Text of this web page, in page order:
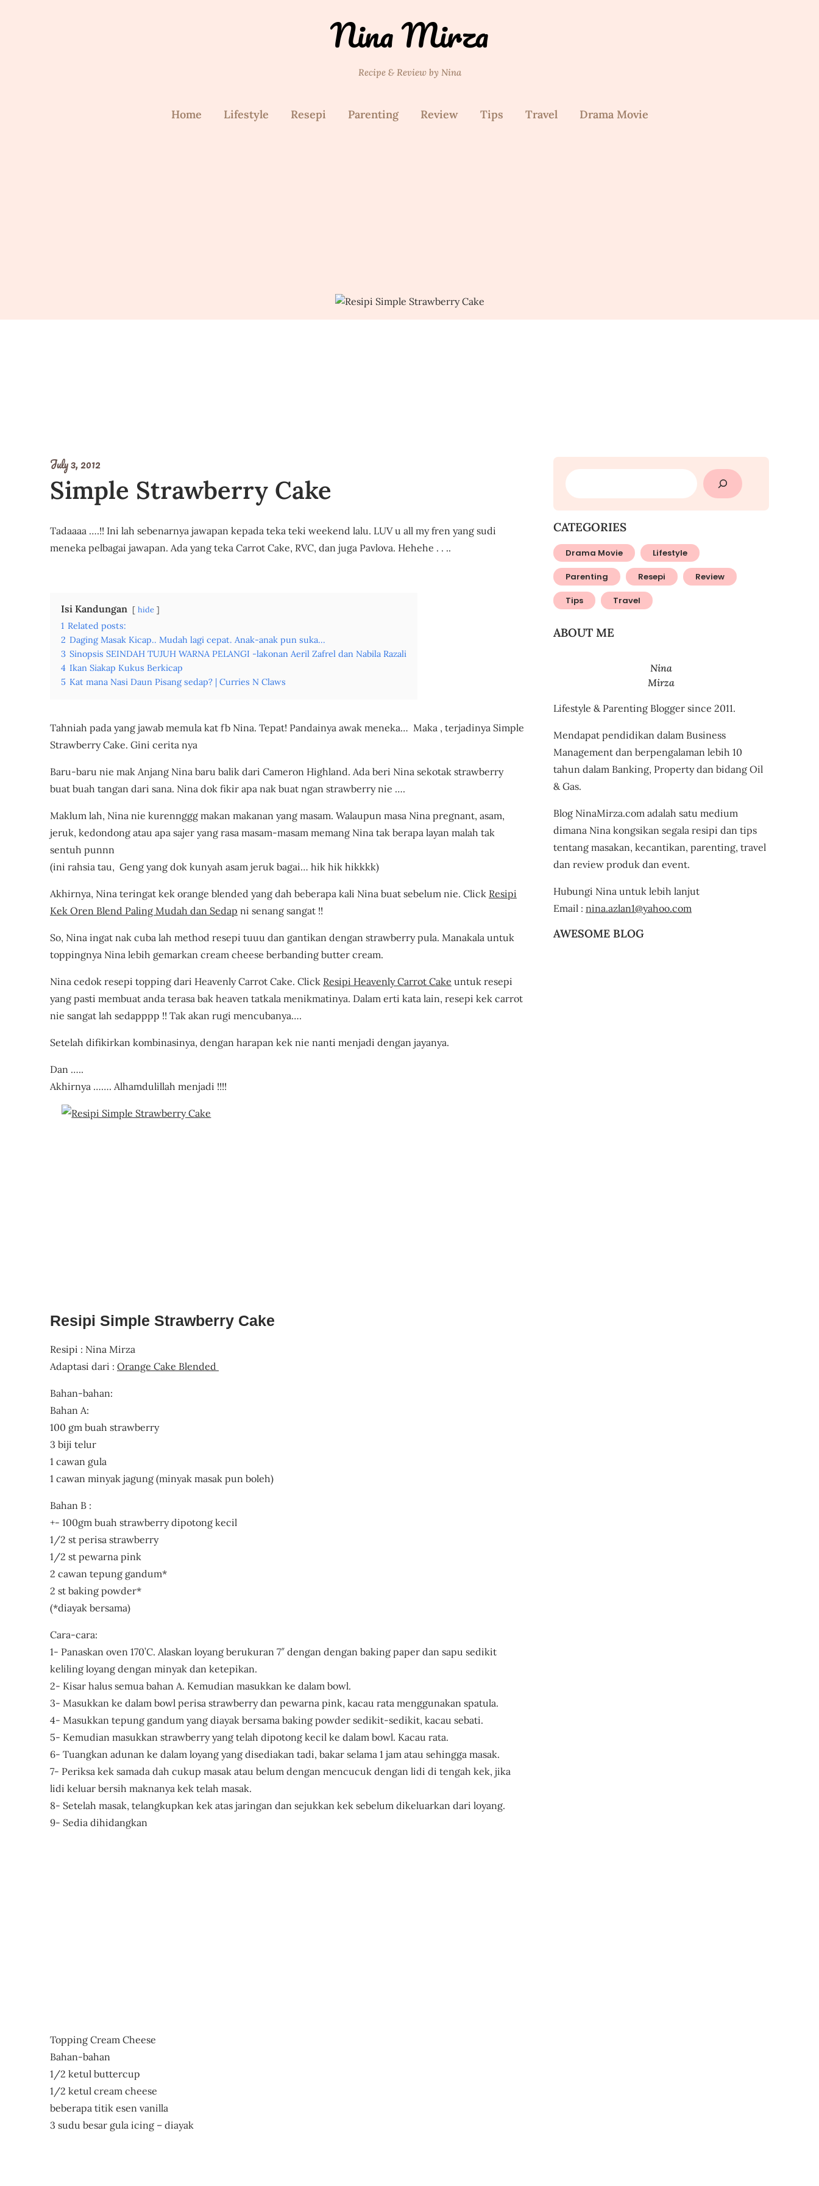
Nina Mirza
Recipe & Review by Nina
Home Lifestyle Resepi Parenting Review Tips Travel Drama Movie
July 3, 2012
Simple Strawberry Cake
Tadaaaa ….!! Ini lah sebenarnya jawapan kepada teka teki weekend lalu. LUV u all my fren yang sudi
meneka pelbagai jawapan. Ada yang teka Carrot Cake, RVC, dan juga Pavlova. Hehehe . . ..
Isi Kandungan hide
1 Related posts:
2 Daging Masak Kicap.. Mudah lagi cepat. Anak-anak pun suka...
3 Sinopsis SEINDAH TUJUH WARNA PELANGI -lakonan Aeril Zafrel dan Nabila Razali
4 Ikan Siakap Kukus Berkicap
5 Kat mana Nasi Daun Pisang sedap? | Curries N Claws
Tahniah pada yang jawab memula kat fb Nina. Tepat! Pandainya awak meneka… Maka , terjadinya Simple
Strawberry Cake. Gini cerita nya
Baru-baru nie mak Anjang Nina baru balik dari Cameron Highland. Ada beri Nina sekotak strawberry
buat buah tangan dari sana. Nina dok fikir apa nak buat ngan strawberry nie ….
Maklum lah, Nina nie kurennggg makan makanan yang masam. Walaupun masa Nina pregnant, asam,
jeruk, kedondong atau apa sajer yang rasa masam-masam memang Nina tak berapa layan malah tak
sentuh punnn
(ini rahsia tau, Geng yang dok kunyah asam jeruk bagai… hik hik hikkkk)
Akhirnya, Nina teringat kek orange blended yang dah beberapa kali Nina buat sebelum nie. Click Resipi
Kek Oren Blend Paling Mudah dan Sedap ni senang sangat !!
So, Nina ingat nak cuba lah method resepi tuuu dan gantikan dengan strawberry pula. Manakala untuk
toppingnya Nina lebih gemarkan cream cheese berbanding butter cream.
Nina cedok resepi topping dari Heavenly Carrot Cake. Click Resipi Heavenly Carrot Cake untuk resepi
yang pasti membuat anda terasa bak heaven tatkala menikmatinya. Dalam erti kata lain, resepi kek carrot
nie sangat lah sedapppp !! Tak akan rugi mencubanya….
Setelah difikirkan kombinasinya, dengan harapan kek nie nanti menjadi dengan jayanya.
Dan …..
Akhirnya ……. Alhamdulillah menjadi !!!!
Resipi Simple Strawberry Cake
Resipi : Nina Mirza
Adaptasi dari : Orange Cake Blended
Bahan-bahan:
Bahan A:
100 gm buah strawberry
3 biji telur
1 cawan gula
1 cawan minyak jagung (minyak masak pun boleh)
Bahan B :
+- 100gm buah strawberry dipotong kecil
1/2 st perisa strawberry
1/2 st pewarna pink
2 cawan tepung gandum*
2 st baking powder*
(*diayak bersama)
Cara-cara:
1- Panaskan oven 170’C. Alaskan loyang berukuran 7″ dengan dengan baking paper dan sapu sedikit
keliling loyang dengan minyak dan ketepikan.
2- Kisar halus semua bahan A. Kemudian masukkan ke dalam bowl.
3- Masukkan ke dalam bowl perisa strawberry dan pewarna pink, kacau rata menggunakan spatula.
4- Masukkan tepung gandum yang diayak bersama baking powder sedikit-sedikit, kacau sebati.
5- Kemudian masukkan strawberry yang telah dipotong kecil ke dalam bowl. Kacau rata.
6- Tuangkan adunan ke dalam loyang yang disediakan tadi, bakar selama 1 jam atau sehingga masak.
7- Periksa kek samada dah cukup masak atau belum dengan mencucuk dengan lidi di tengah kek, jika
lidi keluar bersih maknanya kek telah masak.
8- Setelah masak, telangkupkan kek atas jaringan dan sejukkan kek sebelum dikeluarkan dari loyang.
9- Sedia dihidangkan
Topping Cream Cheese
Bahan-bahan
1/2 ketul buttercup
1/2 ketul cream cheese
beberapa titik esen vanilla
3 sudu besar gula icing – diayak
SEARCH
CATEGORIES
Drama Movie Lifestyle
Parenting Resepi Review
Tips Travel
ABOUT ME
Nina
Mirza
Lifestyle & Parenting Blogger since 2011.
Mendapat pendidikan dalam Business
Management dan berpengalaman lebih 10
tahun dalam Banking, Property dan bidang Oil
& Gas.
Blog NinaMirza.com adalah satu medium
dimana Nina kongsikan segala resipi dan tips
tentang masakan, kecantikan, parenting, travel
dan review produk dan event.
Hubungi Nina untuk lebih lanjut
Email : nina.azlan1@yahoo.com
AWESOME BLOG